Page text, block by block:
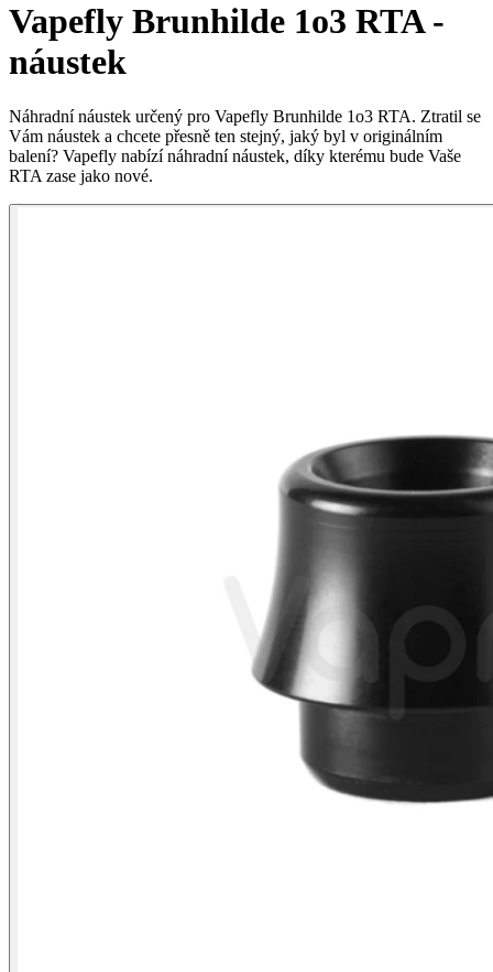
Vapefly Brunhilde 1o3 RTA -
náustek
Náhradní náustek určený pro Vapefly Brunhilde 1o3 RTA. Ztratil se
Vám náustek a chcete přesně ten stejný, jaký byl v originálním
balení? Vapefly nabízí náhradní náustek, díky kterému bude Vaše
RTA zase jako nové.